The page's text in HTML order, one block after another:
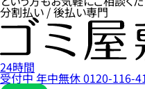
分割払い / 後払い専門
24時間
受付中年中無休0120-116-